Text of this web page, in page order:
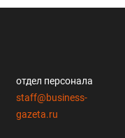
отдел персонала
staff@business-
gazeta.ru